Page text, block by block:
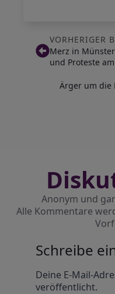
VORHERIGER
Merz in
und Proteste
Ärger um die
Anonym und
Alle Kommentare
Schreibe
Deine E-Mail-
veröffentlicht.